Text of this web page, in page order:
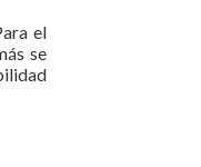
el
se